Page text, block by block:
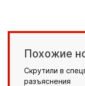
Похожие
Скрутили в
разъяснения